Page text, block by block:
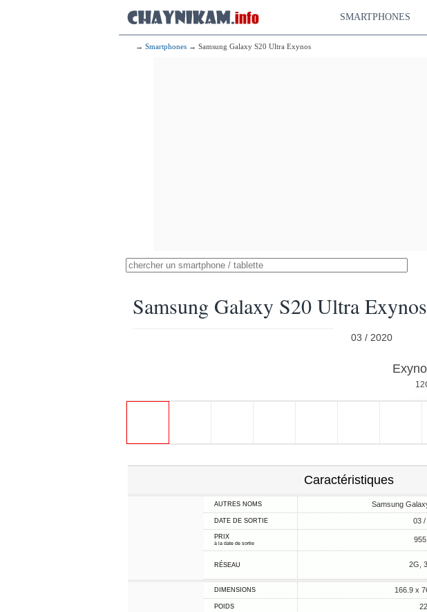
SMARTPHONES
→ Smartphones → Samsung Galaxy S20 Ultra Exynos
Samsung Galaxy S20 Ultra Exynos
03 / 2020
Android 10, One
Caractéristiques
AUTRES NOMS Samsung
DATE DE SORTIE 03
PRIX
à la date de sortie
RÉSEAU 2G,
DIMENSIONS 166.9 x
POIDS